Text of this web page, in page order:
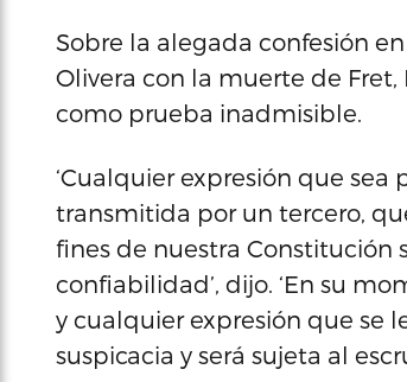
Sobre la alegada confesión
Olivera con la muerte de
como prueba inadmisible.
‘Cualquier expresión que
transmitida por un tercero,
fines de nuestra Constitución
confiabilidad’, dijo. ‘En su
y cualquier expresión que se
suspicacia y será sujeta al